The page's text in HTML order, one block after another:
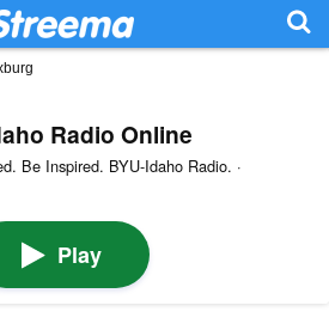
Radio Online
Be Inspired. BYU-Idaho Radio. ·
Play